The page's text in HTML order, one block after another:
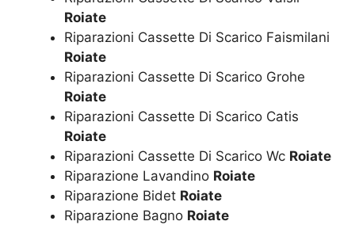
Roiate
Riparazioni Cassette Di Scarico Faismilani
Roiate
Riparazioni Cassette Di Scarico Grohe
Roiate
Riparazioni Cassette Di Scarico Catis
Roiate
Riparazioni Cassette Di Scarico Wc Roiate
Riparazione Lavandino Roiate
Riparazione Bidet Roiate
Riparazione Bagno Roiate